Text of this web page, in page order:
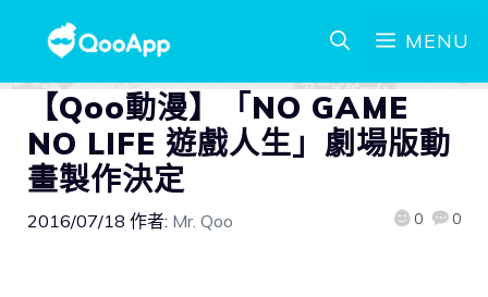
MENU
【Qoo動漫】「NO GAME
NO LIFE 遊戲人生」劇場版動
畫製作決定
2016/07/18 作者: Mr. Qoo 0 0